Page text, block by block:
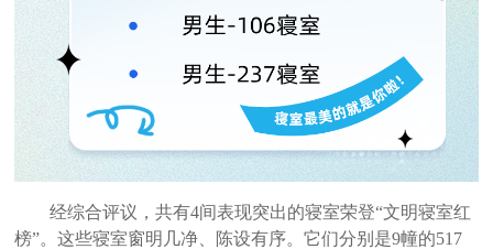
经综合评议，共有4间表现突出的寝室荣登“文明寝室红
榜”。这些寝室窗明几净、陈设有序。它们分别是9幢的517